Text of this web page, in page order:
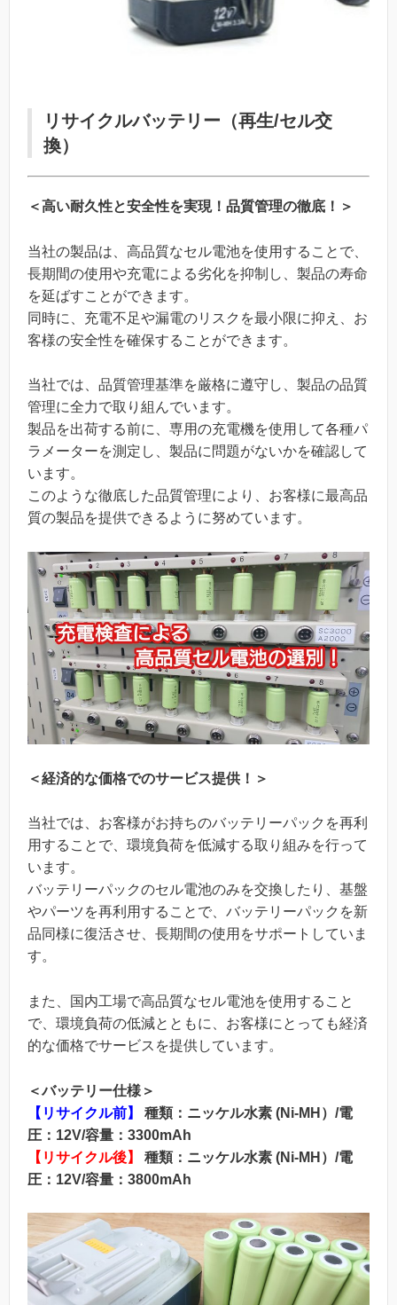
リサイクルバッテリー（再生/セル交
換）
＜高い耐久性と安全性を実現！品質管理の徹底！＞
当社の製品は、高品質なセル電池を使用することで、
長期間の使用や充電による劣化を抑制し、製品の寿命
を延ばすことができます。
同時に、充電不足や漏電のリスクを最小限に抑え、お
客様の安全性を確保することができます。
当社では、品質管理基準を厳格に遵守し、製品の品質
管理に全力で取り組んでいます。
製品を出荷する前に、専用の充電機を使用して各種パ
ラメーターを測定し、製品に問題がないかを確認して
います。
このような徹底した品質管理により、お客様に最高品
質の製品を提供できるように努めています。
＜経済的な価格でのサービス提供！＞
当社では、お客様がお持ちのバッテリーパックを再利
用することで、環境負荷を低減する取り組みを行って
います。
バッテリーパックのセル電池のみを交換したり、基盤
やパーツを再利用することで、バッテリーパックを新
品同様に復活させ、長期間の使用をサポートしていま
す。
また、国内工場で高品質なセル電池を使用すること
で、環境負荷の低減とともに、お客様にとっても経済
的な価格でサービスを提供しています。
＜バッテリー仕様＞
【リサイクル前】
種類：ニッケル水素 (Ni-MH）/電
圧：12V/容量：3300mAh
【リサイクル後】
種類：ニッケル水素 (Ni-MH）/電
圧：12V/容量：3800mAh